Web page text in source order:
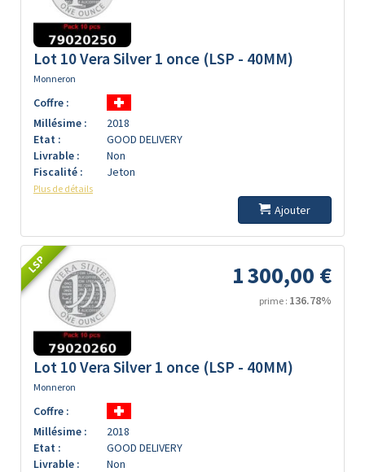
Lot 10 Vera Silver 1 once (LSP - 40MM)
Monneron
Coffre :
Millésime :
2018
Etat :
GOOD DELIVERY
Livrable :
Non
Fiscalité :
Jeton
Plus de détails
Ajouter
LSP 1 300,00 €
prime : 136.78%
Lot 10 Vera Silver 1 once (LSP - 40MM)
Monneron
Coffre :
Millésime :
2018
Etat :
GOOD DELIVERY
Livrable :
Non